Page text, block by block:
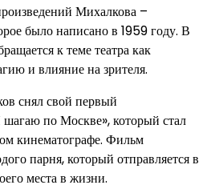
Михалкова –
было написано в 1959 году. В
к теме театра как
и влияние на зрителя.
снял свой первый
по Москве», который стал
кинематографе. Фильм
парня, который отправляется в
места в жизни.